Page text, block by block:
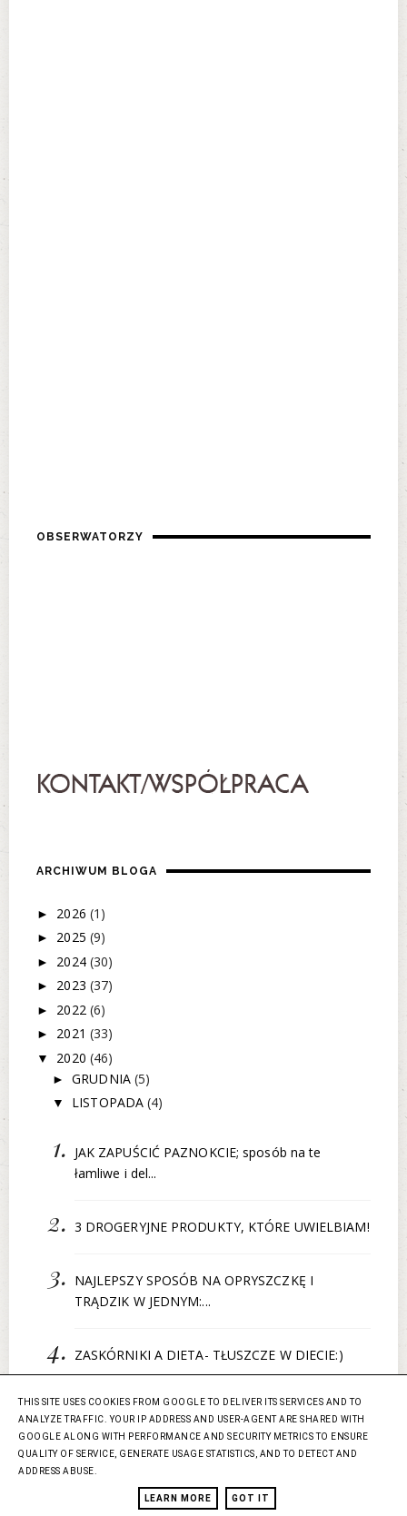
OBSERWATORZY
ARCHIWUM BLOGA
► 2026 (1)
► 2025 (9)
► 2024 (30)
► 2023 (37)
► 2022 (6)
► 2021 (33)
▼ 2020 (46)
►GRUDNIA (5)
▼ LISTOPADA(4)
JAK ZAPUŚCIĆ PAZNOKCIE; sposób na te
łamliwe i del...
3 DROGERYJNE PRODUKTY, KTÓRE UWIELBIAM!
NAJLEPSZY SPOSÓB NA OPRYSZCZKĘ I
TRĄDZIK W JEDNYM:...
ZASKÓRNIKI A DIETA- TŁUSZCZE W DIECIE:)
►PAŹDZIERNIKA(3)
► WRZEŚNIA(3)
►SIERPNIA(4)
►LIPCA
(2)
THIS SITE USES COOKIES FROM GOOGLE TO DELIVER ITS SERVICES AND TO
ANALYZE TRAFFIC. YOUR IP ADDRESS AND USER-AGENT ARE SHARED WITH
GOOGLE ALONG WITH PERFORMANCE AND SECURITY METRICS TO ENSURE
QUALITY OF SERVICE, GENERATE USAGE STATISTICS, AND TO DETECT AND
ADDRESS ABUSE.
LEARN MORE GOT IT